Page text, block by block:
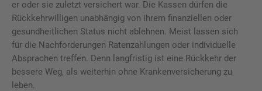
er oder sie zuletzt versichert war. Die Kassen dürfen die
Rückkehrwilligen unabhängig von ihrem finanziellen oder
gesundheitlichen Status nicht ablehnen. Meist lassen sich
für die Nachforderungen Ratenzahlungen oder individuelle
Absprachen treffen. Denn langfristig ist eine Rückkehr der
bessere Weg, als weiterhin ohne Krankenversicherung zu
leben.